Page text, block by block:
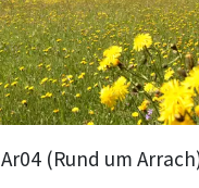
Ar04 (Rund um